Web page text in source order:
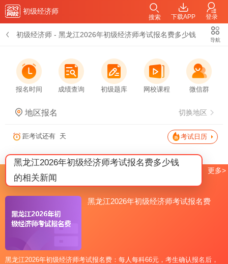
初级经济师
下载APP 登录
搜索
初级经济师 - 黑龙江2026年初级经济师考试报名费多少钱
导航
报名时间 成绩查询 初级题库 网校课程 微信群
地区报名 切换地区
距考试还有 天 考试日历
黑龙江2026年初级经济师考试报名费多少钱
的相关新闻
黑龙江2026年初级经济师考试报名费
黑龙江2026年初级经济师考试报名费：每人每科66元，考生确认报名后，
更多>